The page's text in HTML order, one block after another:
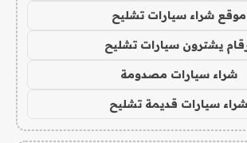
موقع شراء سيارات تشليح
يشترون سيارات تشليح
شراء سيارات مصدومة
شراء سيارات قديمة تشليح